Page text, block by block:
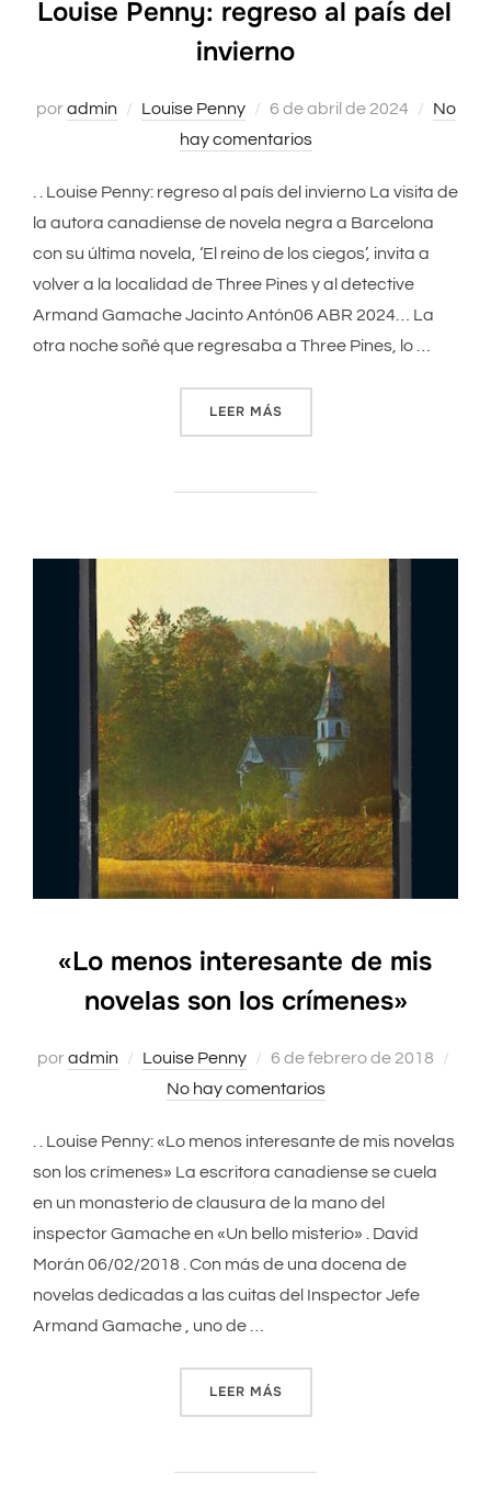
Louise Penny: regreso al país del
invierno
poradmin Louise Penny
Publicado
el
6 de abril de 2024
No
hay comentarios
. . Louise Penny: regreso al país del invierno La visita de
la autora canadiense de novela negra a Barcelona
con su última novela, ‘El reino de los ciegos’, invita a
volver a la localidad de Three Pines y al detective
Armand Gamache Jacinto Antón06 ABR 2024… La
otra noche soñé que regresaba a Three Pines, lo …
LEER MÁS
«Lo menos interesante de mis
novelas son los crímenes»
poradmin Louise Penny
Publicado
el
6 de febrero de 2018
No hay comentarios
. . Louise Penny: «Lo menos interesante de mis novelas
son los crímenes» La escritora canadiense se cuela
en un monasterio de clausura de la mano del
inspector Gamache en «Un bello misterio» . David
Morán 06/02/2018 . Con más de una docena de
novelas dedicadas a las cuitas del Inspector Jefe
Armand Gamache , uno de …
LEER MÁS